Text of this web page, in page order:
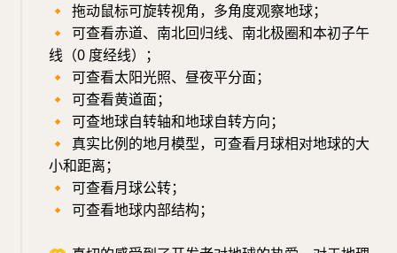
🔸 拖动鼠标可旋转视角，多角度观察地球；
🔸 可查看赤道、南北回归线、南北极圈和本初子午
线（0 度经线）；
🔸 可查看太阳光照、昼夜平分面；
🔸 可查看黄道面；
🔸 可查地球自转轴和地球自转方向；
🔸
真实比例的地月模型，可查看月球相对地球的大
小和距离；
🔸 可查看月球公转；
🔸 可查看地球内部结构；